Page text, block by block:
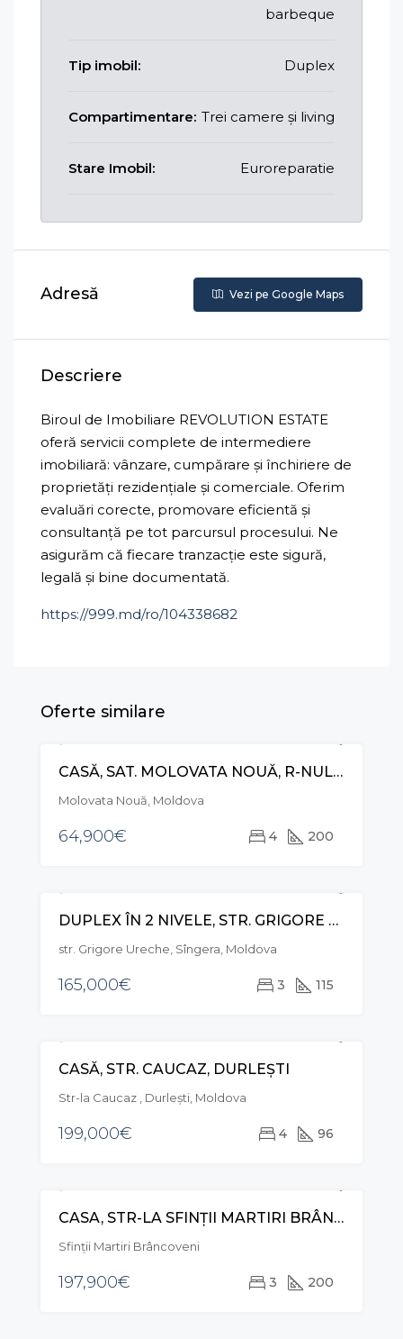
barbeque
Tip imobil: Duplex
Compartimentare: Trei camere și living
Stare Imobil: Euroreparatie
Adresă Vezi pe Google Maps
Descriere
Biroul de Imobiliare REVOLUTION ESTATE
oferă servicii complete de intermediere
imobiliară: vânzare, cumpărare și închiriere de
proprietăți rezidențiale și comerciale. Oferim
evaluări corecte, promovare eficientă și
consultanță pe tot parcursul procesului. Ne
asigurăm că fiecare tranzacție este sigură,
legală și bine documentată.
https://999.md/ro/104338682
Oferte similare
RECOMANDAT VÂNZARECASĂ, SAT. MOLOVATA NOUĂ, R-NUL DUBĂSARI
Molovata Nouă, Moldova
64,900€ 4 200
VÂNZAREDUPLEX ÎN 2 NIVELE, STR. GRIGORE URECHE, SÎNGERA
str. Grigore Ureche, Sîngera, Moldova
165,000€ 3 115
CASĂ, STR. CAUCAZ, DURLEȘTI
Str-la Caucaz , Durleşti, Moldova
199,000€ 4 96
VÂNZARECASA, STR-LA SFINȚII MARTIRI BRÂNCOVENI, CODRU
Sfinții Martiri Brâncoveni
197,900€ 3 200